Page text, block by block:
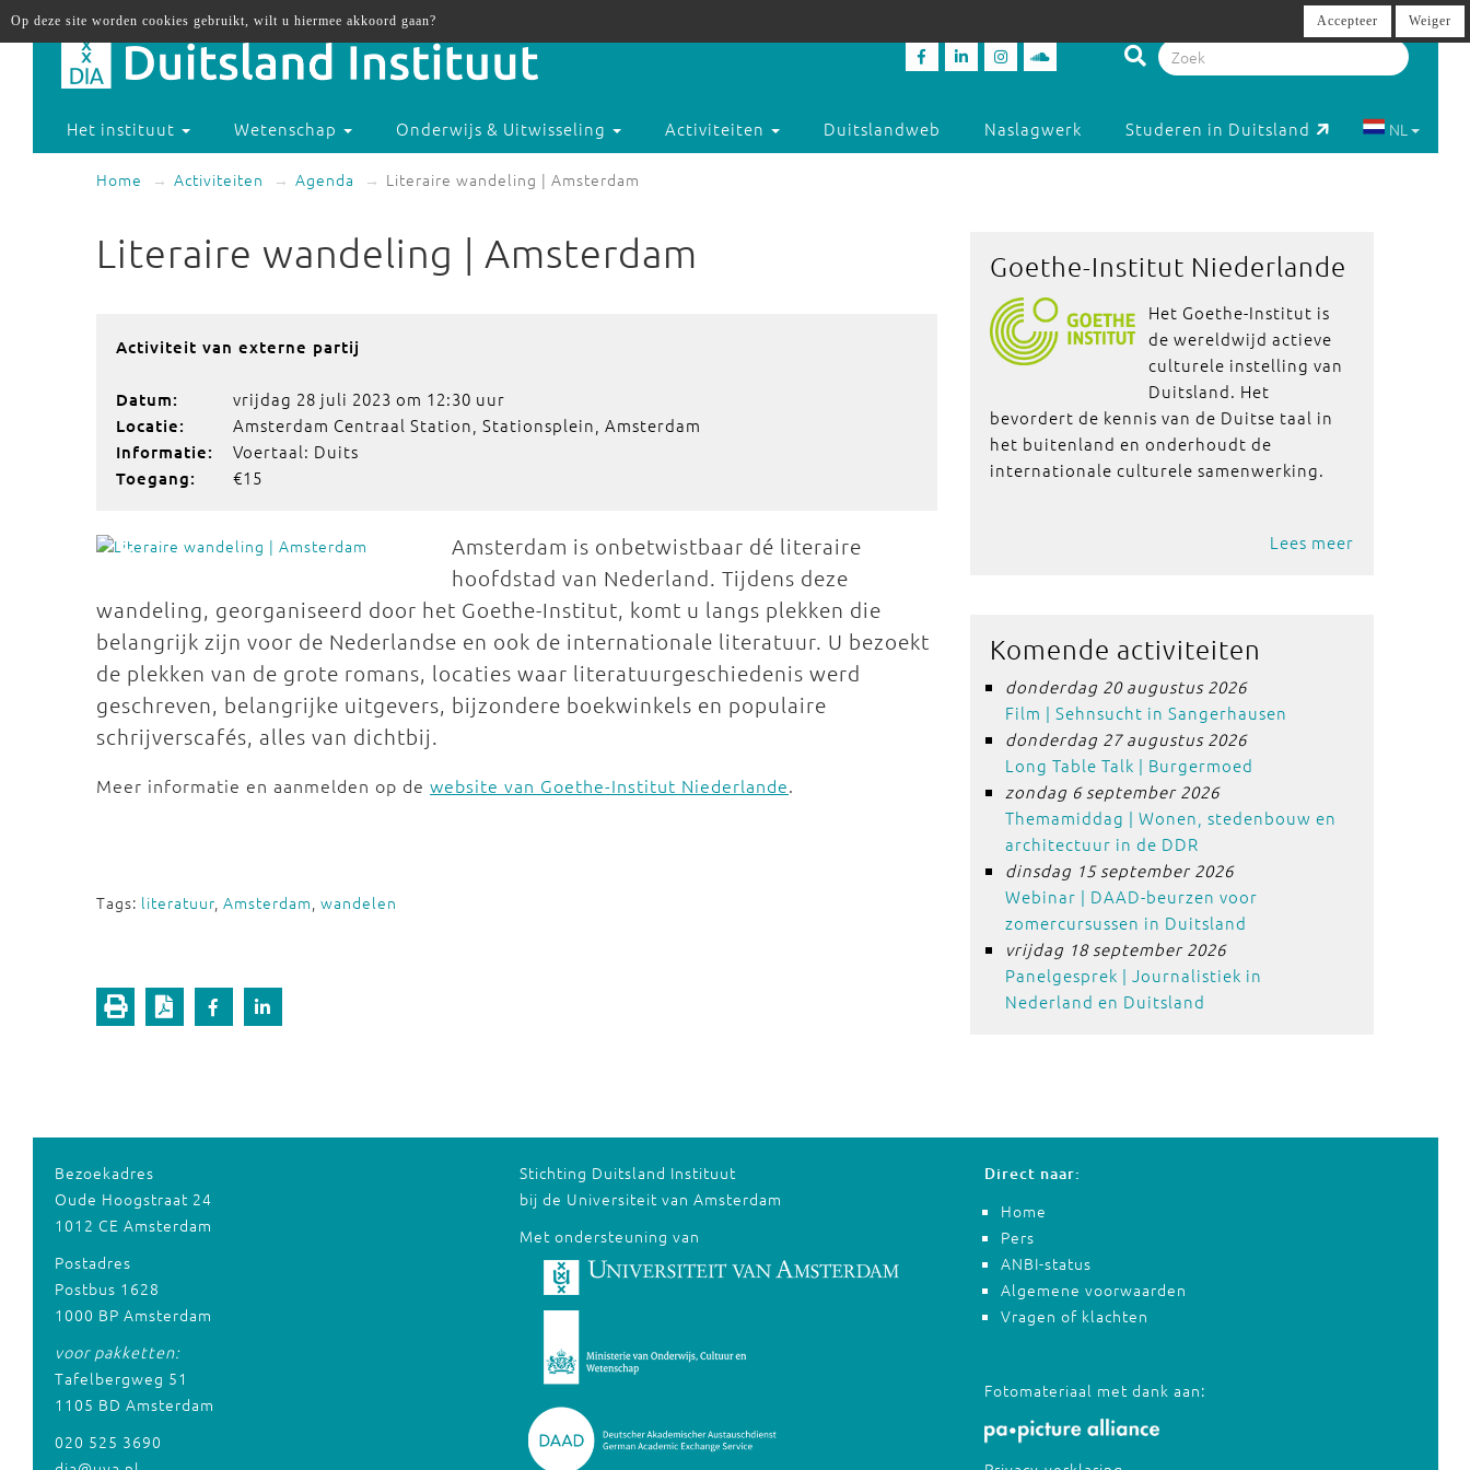
Het instituut Wetenschap Onderwijs & Uitwisseling Activiteiten Duitslandweb Naslagwerk Studeren in Duitsland NL
Home Activiteiten Agenda Literaire wandeling | Amsterdam
Literaire wandeling | Amsterdam
Activiteit van externe partij
Datum: vrijdag 28 juli 2023 om 12:30 uur
Locatie: Amsterdam Centraal Station, Stationsplein, Amsterdam
Informatie: Voertaal: Duits
Toegang: €15
Amsterdam is onbetwistbaar dé literaire
hoofdstad van Nederland. Tijdens deze
wandeling, georganiseerd door het Goethe-Institut, komt u langs plekken die
belangrijk zijn voor de Nederlandse en ook de internationale literatuur. U bezoekt
de plekken van de grote romans, locaties waar literatuurgeschiedenis werd
geschreven, belangrijke uitgevers, bijzondere boekwinkels en populaire
schrijverscafés, alles van dichtbij.
Meer informatie en aanmelden op de website van Goethe-Institut Niederlande.
Tags: literatuur, Amsterdam, wandelen
Goethe-Institut Niederlande
Het Goethe-Institut is
de wereldwijd actieve
culturele instelling van
Duitsland. Het
bevordert de kennis van de Duitse taal in
het buitenland en onderhoudt de
internationale culturele samenwerking.
Lees meer
Komende activiteiten
donderdag 20 augustus 2026
Film | Sehnsucht in Sangerhausen
donderdag 27 augustus 2026
Long Table Talk | Burgermoed
zondag 6 september 2026
Themamiddag | Wonen, stedenbouw en
architectuur in de DDR
dinsdag 15 september 2026
Webinar | DAAD-beurzen voor
zomercursussen in Duitsland
vrijdag 18 september 2026
Panelgesprek | Journalistiek in
Nederland en Duitsland
Bezoekadres
Oude Hoogstraat 24
1012 CE Amsterdam
Postadres
Postbus 1628
1000 BP Amsterdam
voor pakketten:
Tafelbergweg 51
1105 BD Amsterdam
020 525 3690
Stichting Duitsland Instituut
bij de Universiteit van Amsterdam
Met ondersteuning van
Direct naar:
Home
Pers
ANBI-status
Algemene voorwaarden
Vragen of klachten
Fotomateriaal met dank aan:
Op deze site worden cookies gebruikt, wilt u hiermee akkoord gaan? Accepteer Weiger